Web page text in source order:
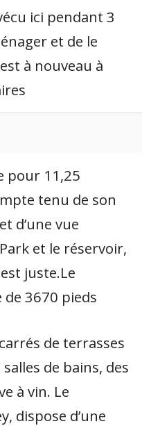
ici pendant 3
et de le
à nouveau à
pour 11,25
tenu de son
d’une vue
et le réservoir,
juste.Le
3670 pieds
de terrasses
de bains, des
à vin. Le
dispose d’une